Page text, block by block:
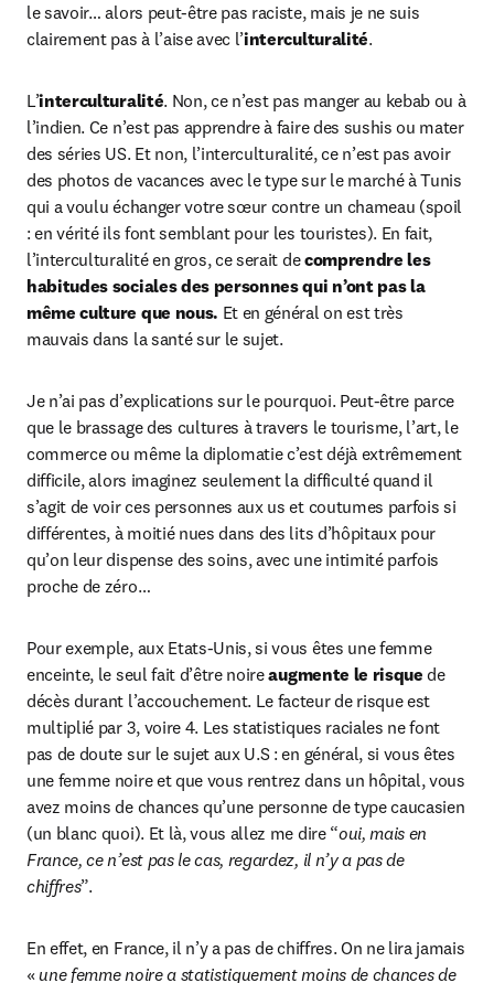
le savoir… alors peut-être pas raciste, mais je ne suis
clairement pas à l’aise avec l’interculturalité.
L’interculturalité. Non, ce n’est pas manger au kebab ou à
l’indien. Ce n’est pas apprendre à faire des sushis ou mater
des séries US. Et non, l’interculturalité, ce n’est pas avoir
des photos de vacances avec le type sur le marché à Tunis
qui a voulu échanger votre sœur contre un chameau (spoil
: en vérité ils font semblant pour les touristes). En fait,
l’interculturalité en gros, ce serait de comprendre les
habitudes sociales des personnes qui n’ont pas la
même culture que nous. Et en général on est très
mauvais dans la santé sur le sujet.
Je n’ai pas d’explications sur le pourquoi. Peut-être parce
que le brassage des cultures à travers le tourisme, l’art, le
commerce ou même la diplomatie c’est déjà extrêmement
difficile, alors imaginez seulement la difficulté quand il
s’agit de voir ces personnes aux us et coutumes parfois si
différentes, à moitié nues dans des lits d’hôpitaux pour
qu’on leur dispense des soins, avec une intimité parfois
proche de zéro…
Pour exemple, aux Etats-Unis, si vous êtes une femme
enceinte, le seul fait d’être noire augmente le risque de
décès durant l’accouchement. Le facteur de risque est
multiplié par 3, voire 4. Les statistiques raciales ne font
pas de doute sur le sujet aux U.S : en général, si vous êtes
une femme noire et que vous rentrez dans un hôpital, vous
avez moins de chances qu’une personne de type caucasien
(un blanc quoi). Et là, vous allez me dire “oui, mais en
France, ce n’est pas le cas, regardez, il n’y a pas de
chiffres”.
En effet, en France, il n’y a pas de chiffres. On ne lira jamais
« une femme noire a statistiquement moins de chances de